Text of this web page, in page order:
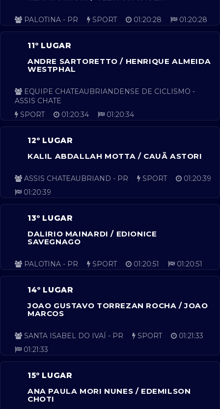
PALOTINA - PR SPORT 01:20:28 01:20:28
11º LUGAR
ANDRE SARTORETTO / HENRIQUE ALMEIDA
WESTPHAL
EQUIPE CHATEAUBRIANDENSE DE CICLISMO -
ASSIS CHATE
SPORT
01:20:34 01:20:34
12º LUGAR
KALIL ABDALLAH MOTTA / CAUÃ ASTORI
ASSIS CHATEAUBRIAND - PR SPORT
01:20:39
01:20:39
13º LUGAR
DALIRIO MAINARDI / EDIONICE
SAVEGNAGO
PALOTINA - PR SPORT 01:20:51 01:20:51
14º LUGAR
JOAO GUSTAVO TORREZAN ROCHA / JOAO
MARCOS
SANTA ISABEL DO IVAÍ - PR SPORT
01:21:33
01:21:33
15º LUGAR
ANA PAULA MORI NUNES / EDEMILSON
CHOTI